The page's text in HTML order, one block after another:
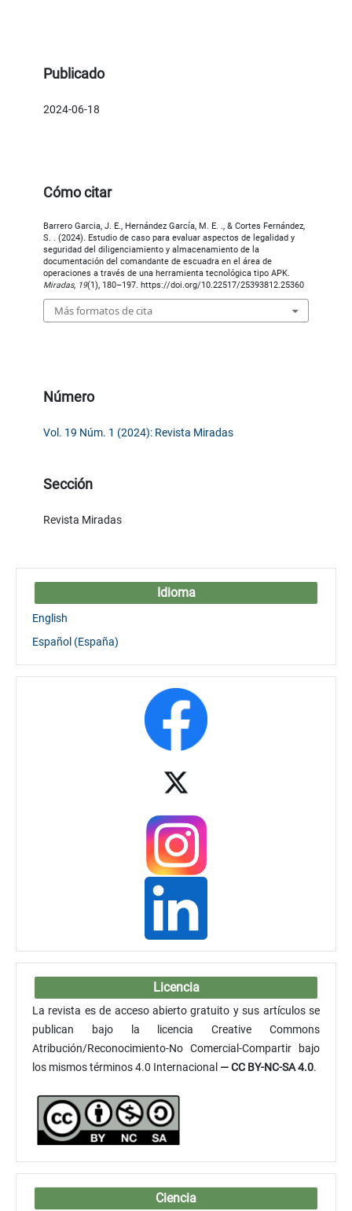
Publicado
2024-06-18
Cómo citar
Barrero Garcia, J. E., Hernández García, M. E. ., & Cortes Fernández,
S. . (2024). Estudio de caso para evaluar aspectos de legalidad y
seguridad del diligenciamiento y almacenamiento de la
documentación del comandante de escuadra en el área de
operaciones a través de una herramienta tecnológica tipo APK.
Miradas, 19(1), 180–197. https://doi.org/10.22517/25393812.25360
Más formatos de cita
Número
Vol. 19 Núm. 1 (2024): Revista Miradas
Sección
Revista Miradas
Idioma
English
Español (España)
Licencia
La revista es de acceso abierto gratuito y sus artículos se
publican bajo la licencia Creative Commons
Atribución/Reconocimiento-No Comercial-Compartir bajo
los mismos términos 4.0 Internacional — CC BY-NC-SA 4.0.
Ciencia